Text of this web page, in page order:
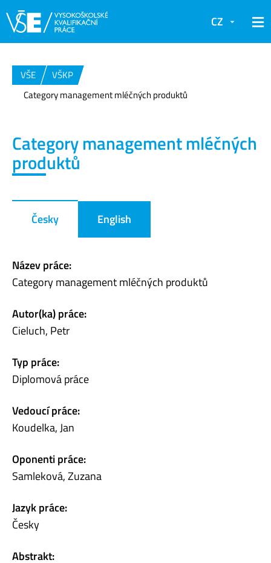
CZ
VŠE
VŠKP
Category management mléčných produktů
Category management mléčných
produktů
Česky English
Název práce:
Category management mléčných produktů
Autor(ka) práce:
Cieluch, Petr
Typ práce:
Diplomová práce
Vedoucí práce:
Koudelka, Jan
Oponenti práce:
Samleková, Zuzana
Jazyk práce:
Česky
Abstrakt: